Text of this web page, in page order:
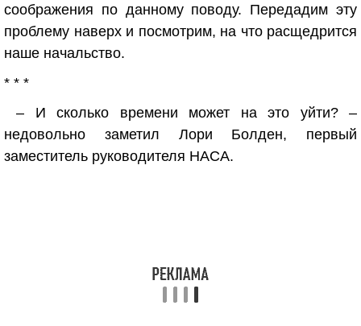
соображения по данному поводу. Передадим эту
проблему наверх и посмотрим, на что расщедрится
наше начальство.
* * *
– И сколько времени может на это уйти? –
недовольно заметил Лори Болден, первый
заместитель руководителя НАСА.